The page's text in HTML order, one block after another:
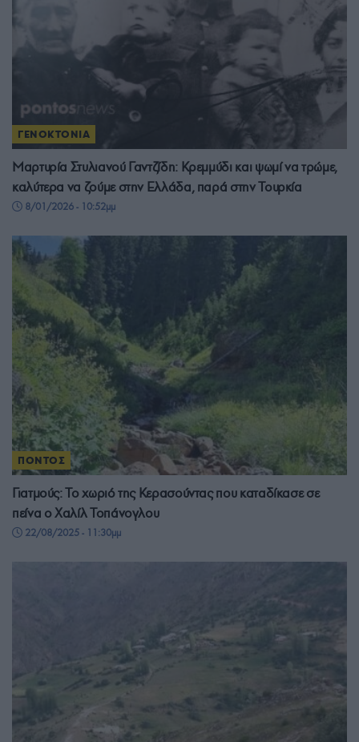
ΓΕΝΟΚΤΟΝΙΑ
Μαρτυρία Στυλιανού Γαντζίδη: Κρεμμύδι και ψωμί να τρώμε,
καλύτερα να ζούμε στην Ελλάδα, παρά στην Τουρκία
8/01/2026 - 10:52μμ
ΠΟΝΤΟΣ
Γιατμούς: Το χωριό της Κερασούντας που καταδίκασε σε
πείνα ο Χαλίλ Τοπάνογλου
22/08/2025 - 11:30μμ